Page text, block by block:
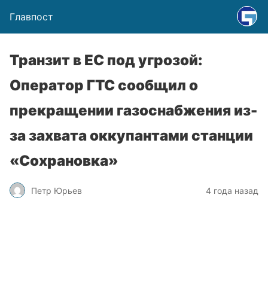
Главпост
Транзит в ЕС под угрозой:
Оператор ГТС сообщил о
прекращении газоснабжения из-
за захвата оккупантами станции
«Сохрановка»
Петр Юрьев 4 года назад